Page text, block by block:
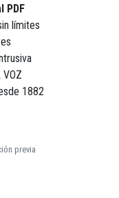
PDF
límites
1882
previa